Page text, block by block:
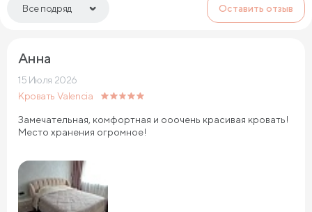
Все подряд
Матрасы
Подушки и текстиль
Чехлы
Оставить отзыв
Анна
Кровать Valencia
15 Июля 2026
Замечательная, комфортная и ооочень красивая кровать!
Место хранения огромное!